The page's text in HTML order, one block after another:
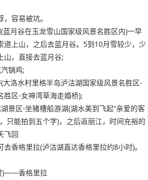
容易被坑。
月谷在玉龙雪山国家级风景名胜区内)一早
道上山，之后去蓝月谷。5到10月雪较少，少
山，直接去蓝月谷;
锅鸡;
洛水村里格半岛泸沽湖国家级风景名胜区-
胜区-女神湾草海走婚桥);
景区-坐猪槽船游湖(湖水美到飞起“亲爱的客
只能拍到五个字)，之后返丽江，时间充裕的
飞回
香格里拉(泸沽湖直达香格里拉约8小时)。
)——香格里拉